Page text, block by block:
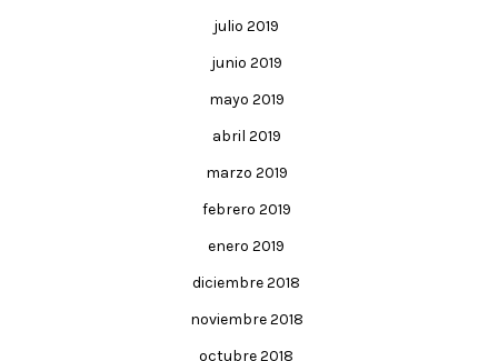
julio 2019
junio 2019
mayo 2019
abril 2019
marzo 2019
febrero 2019
enero 2019
diciembre 2018
noviembre 2018
octubre 2018